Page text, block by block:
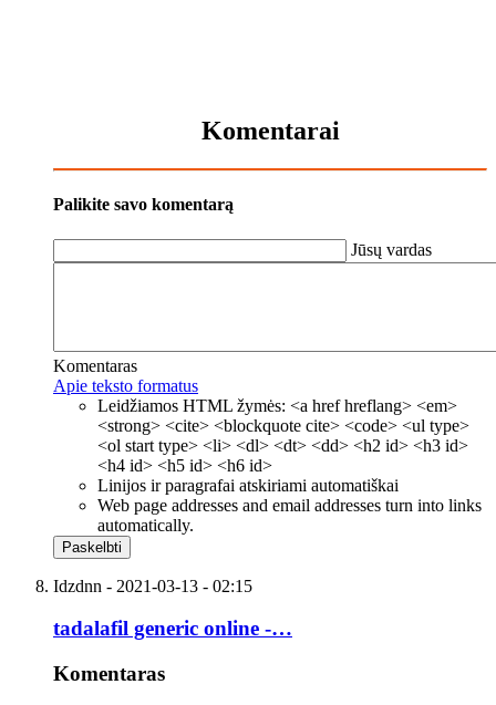
Komentarai
Palikite savo komentarą
Jūsų vardas
Komentaras
Apie teksto formatus
Leidžiamos HTML žymės: <a href hreflang> <em>
<strong> <cite> <blockquote cite> <code> <ul type>
<ol start type> <li> <dl> <dt> <dd> <h2 id> <h3 id>
<h4 id> <h5 id> <h6 id>
Linijos ir paragrafai atskiriami automatiškai
Web page addresses and email addresses turn into links
automatically.
Idzdnn - 2021-03-13 - 02:15
tadalafil generic online -…
Komentaras